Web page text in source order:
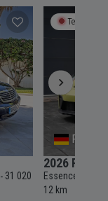
- 31 020
Termine
2026
Essence
12 km